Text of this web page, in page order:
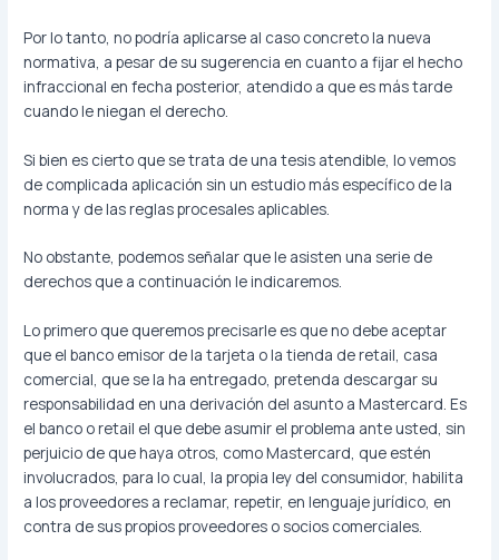
Por lo tanto, no podría aplicarse al caso concreto la nueva
normativa, a pesar de su sugerencia en cuanto a fijar el hecho
infraccional en fecha posterior, atendido a que es más tarde
cuando le niegan el derecho.
Si bien es cierto que se trata de una tesis atendible, lo vemos
de complicada aplicación sin un estudio más específico de la
norma y de las reglas procesales aplicables.
No obstante, podemos señalar que le asisten una serie de
derechos que a continuación le indicaremos.
Lo primero que queremos precisarle es que no debe aceptar
que el banco emisor de la tarjeta o la tienda de retail, casa
comercial, que se la ha entregado, pretenda descargar su
responsabilidad en una derivación del asunto a Mastercard. Es
el banco o retail el que debe asumir el problema ante usted, sin
perjuicio de que haya otros, como Mastercard, que estén
involucrados, para lo cual, la propia ley del consumidor, habilita
a los proveedores a reclamar, repetir, en lenguaje jurídico, en
contra de sus propios proveedores o socios comerciales.